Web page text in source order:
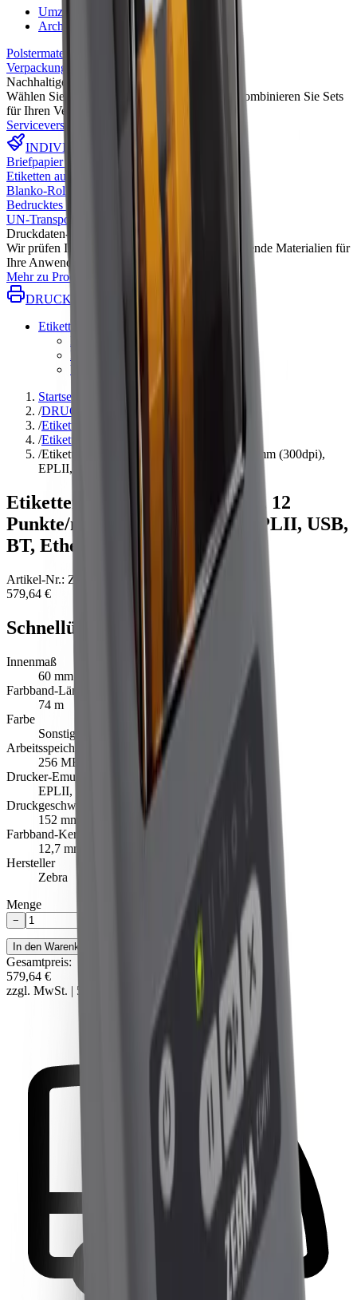
Umzugkartons
Archivkartons
Polstermaterial & Luftpolsterfolie
Verpackungszubehör
Nachhaltige Verpackungslösungen
Wählen Sie klimafreundliche Materialien und kombinieren Sie Sets
für Ihren Versand.
Serviceversprechen lesen
INDIVIDUALDRUCK
Briefpapier→
Etiketten auf Rolle
Blanko-Rollenetiketten
Bedrucktes Klebeband
UN-Transportaufkleber
Druckdaten-Check inklusive
Wir prüfen Ihre Druckdaten und empfehlen passende Materialien für
Ihre Anwendung.
Mehr zu Produktionsservices
DRUCKER & ZUBEHÖR
Etikettendruck-Zubehör
Etikettendrucker
Handscanner & Mobile Terminals
Verbrauchsmaterial
Startseite
/DRUCKER & ZUBEHÖR
/Etikettendruck-Zubehör
/Etikettendrucker
/Etikettendrucker Zebra ZD611, 12 Punkte/mm (300dpi),
EPLII, ZPLII, USB, BT, Ethernet, WLAN
Etikettendrucker Zebra ZD611, 12
Punkte/mm (300dpi), EPLII, ZPLII, USB,
BT, Ethernet, WLAN
Artikel-Nr.: ZD6A023-D0EB02EZ
579,64 €
Schnellübersicht
Innenmaß
60 mm
Farbband-Länge (m)
74 m
Farbe
Sonstige
Arbeitsspeicher
256 MB RAM, 512 MB Flash
Drucker-Emulationen
EPLII, ZPLII
Druckgeschwindigkeit (mm/s)
152 mm/Sek., 203 mm/Sek.
Farbband-Kern (mm)
12,7 mm (0,5 Zoll), 25,4 mm (1 Zoll)
Hersteller
Zebra
Menge
− +
In den Warenkorb
Gesamtpreis:
579,64 €
zzgl. MwSt. | 579,64 € pro Stück